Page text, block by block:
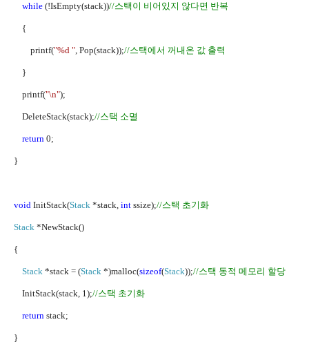
while (!IsEmpty(stack))//스택이 비어있지 않다면 반복
{
printf("%d ", Pop(stack));//스택에서 꺼내온 값 출력
}
printf("\n");
DeleteStack(stack);//스택 소멸
return 0;
}
void InitStack(Stack *stack, int ssize);//스택 초기화
Stack *NewStack()
{
Stack *stack = (Stack *)malloc(sizeof(Stack));//스택 동적 메모리 할당
InitStack(stack, 1);//스택 초기화
return stack;
}